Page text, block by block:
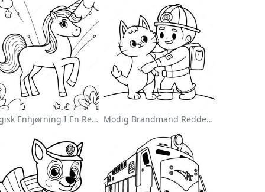
Magisk Enhjørning I En Regnbue Farvelægningsside Modig Brandmand Redder En Kat Farvelægningsside